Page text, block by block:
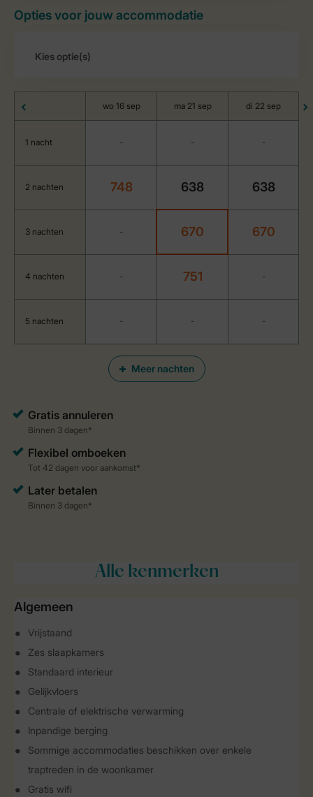
Opties voor jouw accommodatie
Meer nachten
wo 16 sep ma 21 sep di 22 sep
1 nacht - - -
2 nachten 748 638 638
3 nachten - 670 670
4 nachten - 751 -
5 nachten - - -
Alle kenmerken
Algemeen
Vrijstaand
Zes slaapkamers
Standaard interieur
Gelijkvloers
Centrale of elektrische verwarming
Inpandige berging
Sommige accommodaties beschikken over enkele
traptreden in de woonkamer
Gratis wifi